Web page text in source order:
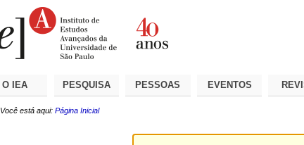
O IEA PESQUISA PESSOAS EVENTOS
Você está aqui: Página Inicial